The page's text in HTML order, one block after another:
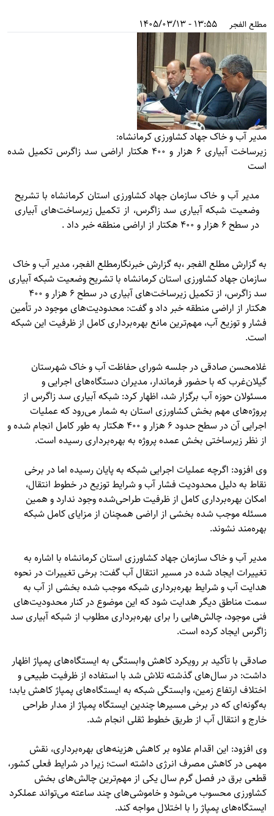
مطلع الفجر 13:55 - 1405/03/13
مدیر آب و خاک جهاد کشاورزی کرمانشاه:
زیرساخت آبیاری ۶ هزار و ۴۰۰ هکتار اراضی سد زاگرس تکمیل شده
است
مدیر آب و خاک سازمان جهاد کشاورزی استان کرمانشاه با تشریح
وضعیت شبکه آبیاری سد زاگرس، از تکمیل زیرساخت‌های آبیاری
در سطح ۶ هزار و ۴۰۰ هکتار از اراضی منطقه خبر داد .
به گزارشمطلع الفجر ،به گزارش خبرنگارمطلع الفجر، مدیر آب و خاک
سازمان جهاد کشاورزی استان کرمانشاه با تشریح وضعیت شبکه آبیاری
سد زاگرس، از تکمیل زیرساخت‌های آبیاری در سطح ۶ هزار و ۴۰۰
هکتار از اراضی منطقه خبر داد و گفت: محدودیت‌های موجود در تأمین
فشار و توزیع آب، مهم‌ترین مانع بهره‌برداری کامل از ظرفیت این شبکه
است.
غلامحسن صادقی در جلسه شورای حفاظت آب و خاک شهرستان
گیلان‌غرب که با حضور فرماندار، مدیران دستگاه‌های اجرایی و
مسئولان حوزه آب برگزار شد، اظهار کرد: شبکه آبیاری سد زاگرس از
پروژه‌های مهم بخش کشاورزی استان به شمار می‌رود که عملیات
اجرایی آن در سطح حدود ۶ هزار و ۴۰۰ هکتار به طور کامل انجام شده و
از نظر زیرساختی بخش عمده پروژه به بهره‌برداری رسیده است.
وی افزود: اگرچه عملیات اجرایی شبکه به پایان رسیده اما در برخی
نقاط به دلیل محدودیت فشار آب و شرایط توزیع در خطوط انتقال،
امکان بهره‌برداری کامل از ظرفیت طراحی‌شده وجود ندارد و همین
مسئله موجب شده بخشی از اراضی همچنان از مزایای کامل شبکه
بهره‌مند نشوند.
مدیر آب و خاک سازمان جهاد کشاورزی استان کرمانشاه با اشاره به
تغییرات ایجاد شده در مسیر انتقال آب گفت: برخی تغییرات در نحوه
هدایت آب و شرایط بهره‌برداری شبکه موجب شده بخشی از آب به
سمت مناطق دیگر هدایت شود که این موضوع در کنار محدودیت‌های
فنی موجود، چالش‌هایی را برای بهره‌برداری مطلوب از شبکه آبیاری سد
زاگرس ایجاد کرده است.
صادقی با تأکید بر رویکرد کاهش وابستگی به ایستگاه‌های پمپاژ اظهار
داشت: در سال‌های گذشته تلاش شد با استفاده از ظرفیت طبیعی و
اختلاف ارتفاع زمین، وابستگی شبکه به ایستگاه‌های پمپاژ کاهش یابد؛
به‌گونه‌ای که در برخی مسیرها چندین ایستگاه پمپاژ از مدار طراحی
خارج و انتقال آب از طریق خطوط ثقلی انجام شد.
وی افزود: این اقدام علاوه بر کاهش هزینه‌های بهره‌برداری، نقش
مهمی در کاهش مصرف انرژی داشته است؛ زیرا در شرایط فعلی کشور،
قطعی برق در فصل گرم سال یکی از مهم‌ترین چالش‌های بخش
کشاورزی محسوب می‌شود و خاموشی‌های چند ساعته می‌تواند عملکرد
ایستگاه‌های پمپاژ را با اختلال مواجه کند.